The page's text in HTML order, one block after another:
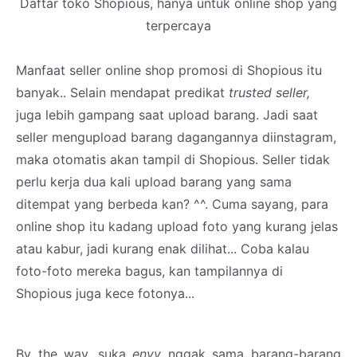
Daftar toko Shopious, hanya untuk online shop yang
terpercaya
Manfaat seller online shop promosi di Shopious itu
banyak.. Selain mendapat predikat trusted seller,
juga lebih gampang saat upload barang. Jadi saat
seller mengupload barang dagangannya diinstagram,
maka otomatis akan tampil di Shopious. Seller tidak
perlu kerja dua kali upload barang yang sama
ditempat yang berbeda kan? ^^. Cuma sayang, para
online shop itu kadang upload foto yang kurang jelas
atau kabur, jadi kurang enak dilihat... Coba kalau
foto-foto mereka bagus, kan tampilannya di
Shopious juga kece fotonya...